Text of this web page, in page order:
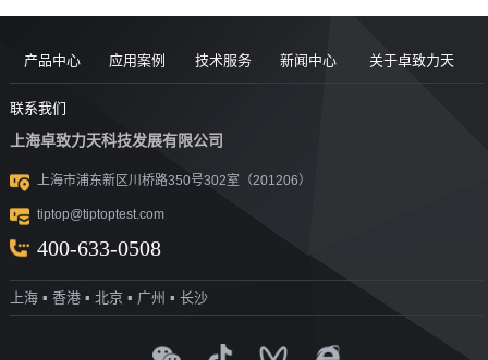
产品中心
道路现场检
测设备
沥青/沥青胶
结料测试设
沥青混合料
设备
岩石力学测
试设备
集料/水泥/混
应用案例
视频
技术服务
团队风采
UTM升级
技术答疑
新闻中心 关于卓致力天
合作伙伴
联系我们
上海卓致力天科技发展有限公司
上海市浦东新区川桥路350号302室（201206）
tiptop@tiptoptest.com
400-633-0508
上海 ▪ 香港 ▪ 北京 ▪ 广州 ▪ 长沙